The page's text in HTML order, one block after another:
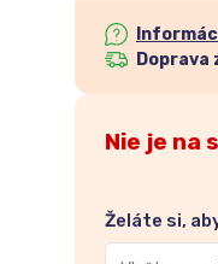
Doprava
Nie je na
Želáte si,